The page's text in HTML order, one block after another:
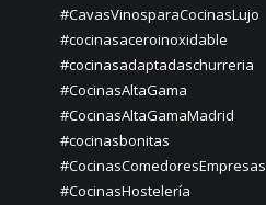
#CavasVinosparaCocinasLujo
#cocinasaceroinoxidable
#cocinasadaptadaschurreria
#CocinasAltaGama
#CocinasAltaGamaMadrid
#cocinasbonitas
#CocinasComedoresEmpresas
#CocinasHostelería